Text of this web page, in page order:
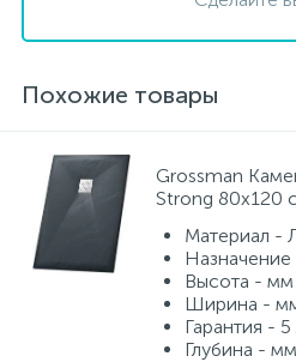
Похожие товары
Grossman
Strong 80x120
Материал -
Высота -
Ширина -
Гарантия - 5
Глубина -